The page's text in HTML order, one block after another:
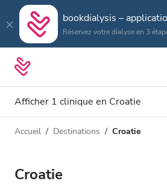
Réservez votre dialyse en 3
Afficher 1 clinique en Croatie
Type de dialyse
Toutes les dialyses
Distance
Accueil Destinations Croatie
Croatie